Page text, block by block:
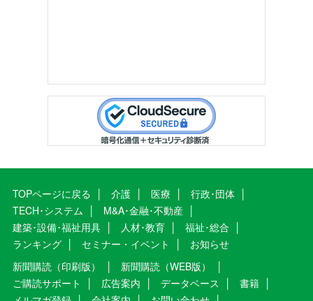
TOPページに戻る 介護 医療
行政･団体
TECH･システム
M&A･金融･不動産
建築･設備･福祉用具
人材･教育
福祉･総合
ランキング
セミナー・イベント
お知らせ
新聞購読（印刷版）
新聞購読（WEB版）
ご購読サポート
広告案内 データベース
書籍